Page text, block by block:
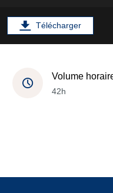
Télécharger
Volume
42h